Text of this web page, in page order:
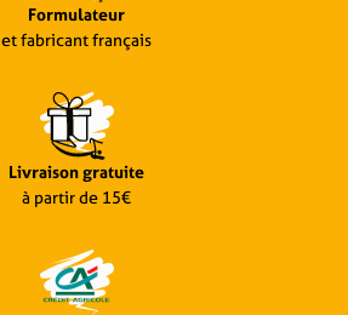
Formulateur
et fabricant français
Livraison gratuite
à partir de 15€